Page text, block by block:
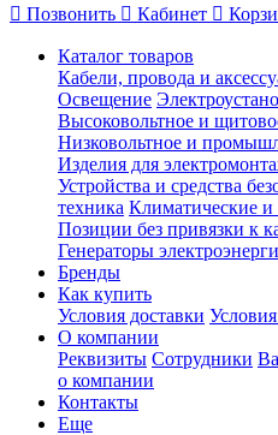
Позвонить
Кабинет
Каталог товаров
Кабели, провода и
Освещение
Высоковольтное и
Низковольтное и
Изделия для
Устройства и средства
техника Климатические
Позиции без привязки к
Генераторы
Бренды
Как купить
Условия доставки
О компании
Реквизиты Сотрудники
о компании
Контакты
Еще